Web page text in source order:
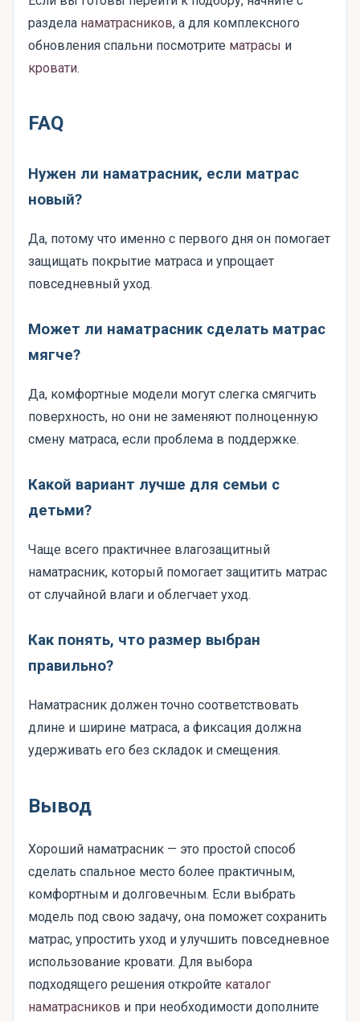
раздела наматрасников, а для комплексного
обновления спальни посмотрите матрасы и
кровати.
FAQ
Нужен ли наматрасник, если матрас
новый?
Да, потому что именно с первого дня он помогает
защищать покрытие матраса и упрощает
повседневный уход.
Может ли наматрасник сделать матрас
мягче?
Да, комфортные модели могут слегка смягчить
поверхность, но они не заменяют полноценную
смену матраса, если проблема в поддержке.
Какой вариант лучше для семьи с
детьми?
Чаще всего практичнее влагозащитный
наматрасник, который помогает защитить матрас
от случайной влаги и облегчает уход.
Как понять, что размер выбран
правильно?
Наматрасник должен точно соответствовать
длине и ширине матраса, а фиксация должна
удерживать его без складок и смещения.
Вывод
Хороший наматрасник — это простой способ
сделать спальное место более практичным,
комфортным и долговечным. Если выбрать
модель под свою задачу, она поможет сохранить
матрас, упростить уход и улучшить повседневное
использование кровати. Для выбора
подходящего решения откройте каталог
наматрасников и при необходимости дополните